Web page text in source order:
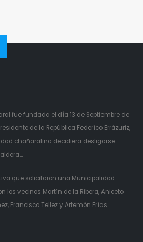
fue fundada el día 13 de Septiembre de
de la República Federíco Errázuriz,
chañaralina decidiera desligarse
que solicitaron una Municipalidad
los vecinos Martín de la Ribera, Aniceto
Francisco Tellez y Artemón Frías.